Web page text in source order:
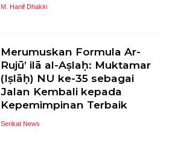
M. Hanif Dhakiri
Merumuskan Formula Ar-
Rujū’ ilā al-Aṣlaḥ: Muktamar
(Iṣlāḥ) NU ke-35 sebagai
Jalan Kembali kepada
Kepemimpinan Terbaik
Serikat News